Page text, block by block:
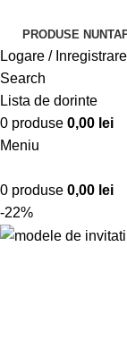
PRODUSE NUNTA
Logare / Inregistrare
Search
Lista de dorinte
0 produse 0,00 lei
Meniu
0 produse 0,00 lei
-22%